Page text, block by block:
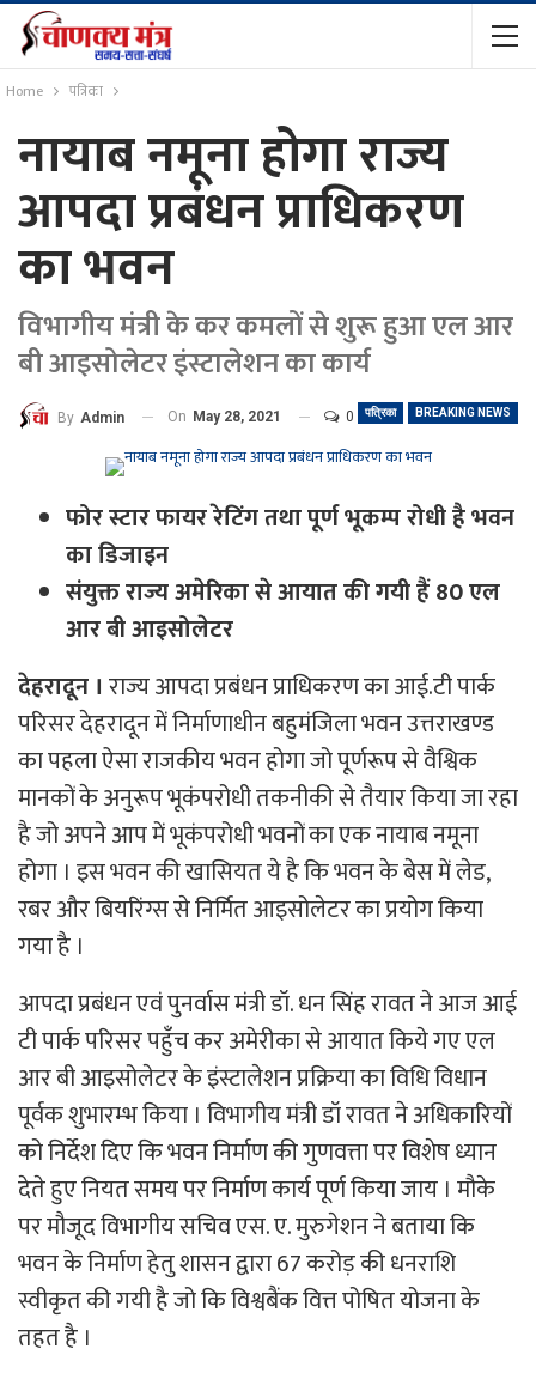
Home पत्रिका
नायाब नमूना होगा राज्य
आपदा प्रबंधन प्राधिकरण
का भवन
विभागीय मंत्री के कर कमलों से शुरू हुआ एल आर
बी आइसोलेटर इंस्टालेशन का कार्य
पत्रिका BREAKING NEWS
By Admin On May 28, 2021 0
फोर स्टार फायर रेटिंग तथा पूर्ण भूकम्प रोधी है भवन
का डिजाइन
संयुक्त राज्य अमेरिका से आयात की गयी हैं 80 एल
आर बी आइसोलेटर
देहरादून । राज्य आपदा प्रबंधन प्राधिकरण का आई.टी पार्क
परिसर देहरादून में निर्माणाधीन बहुमंजिला भवन उत्तराखण्ड
का पहला ऐसा राजकीय भवन होगा जो पूर्णरूप से वैश्विक
मानकों के अनुरूप भूकंपरोधी तकनीकी से तैयार किया जा रहा
है जो अपने आप में भूकंपरोधी भवनों का एक नायाब नमूना
होगा । इस भवन की खासियत ये है कि भवन के बेस में लेड,
रबर और बियरिंग्स से निर्मित आइसोलेटर का प्रयोग किया
गया है ।
आपदा प्रबंधन एवं पुनर्वास मंत्री डॉ. धन सिंह रावत ने आज आई
टी पार्क परिसर पहुँच कर अमेरीका से आयात किये गए एल
आर बी आइसोलेटर के इंस्टालेशन प्रक्रिया का विधि विधान
पूर्वक शुभारम्भ किया । विभागीय मंत्री डॉ रावत ने अधिकारियों
को निर्देश दिए कि भवन निर्माण की गुणवत्ता पर विशेष ध्यान
देते हुए नियत समय पर निर्माण कार्य पूर्ण किया जाय । मौके
पर मौजूद विभागीय सचिव एस. ए. मुरुगेशन ने बताया कि
भवन के निर्माण हेतु शासन द्वारा 67 करोड़ की धनराशि
स्वीकृत की गयी है जो कि विश्वबैंक वित्त पोषित योजना के
तहत है ।